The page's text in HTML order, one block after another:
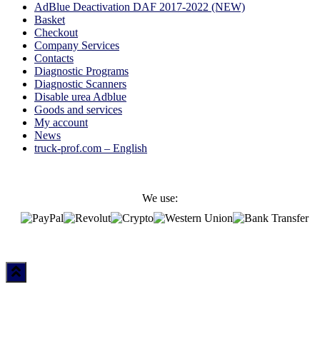
AdBlue Deactivation DAF 2017-2022 (NEW)
Basket
Checkout
Company Services
Contacts
Diagnostic Programs
Diagnostic Scanners
Disable urea Adblue
Goods and services
My account
News
truck-prof.com – English
We use: